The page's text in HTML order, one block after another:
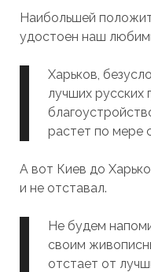
Наибольшей
удостоен наш
Харьков,
лучших русских
растет по мере
А вот Киев до
и не отставал.
Не будем
своим
отстает от